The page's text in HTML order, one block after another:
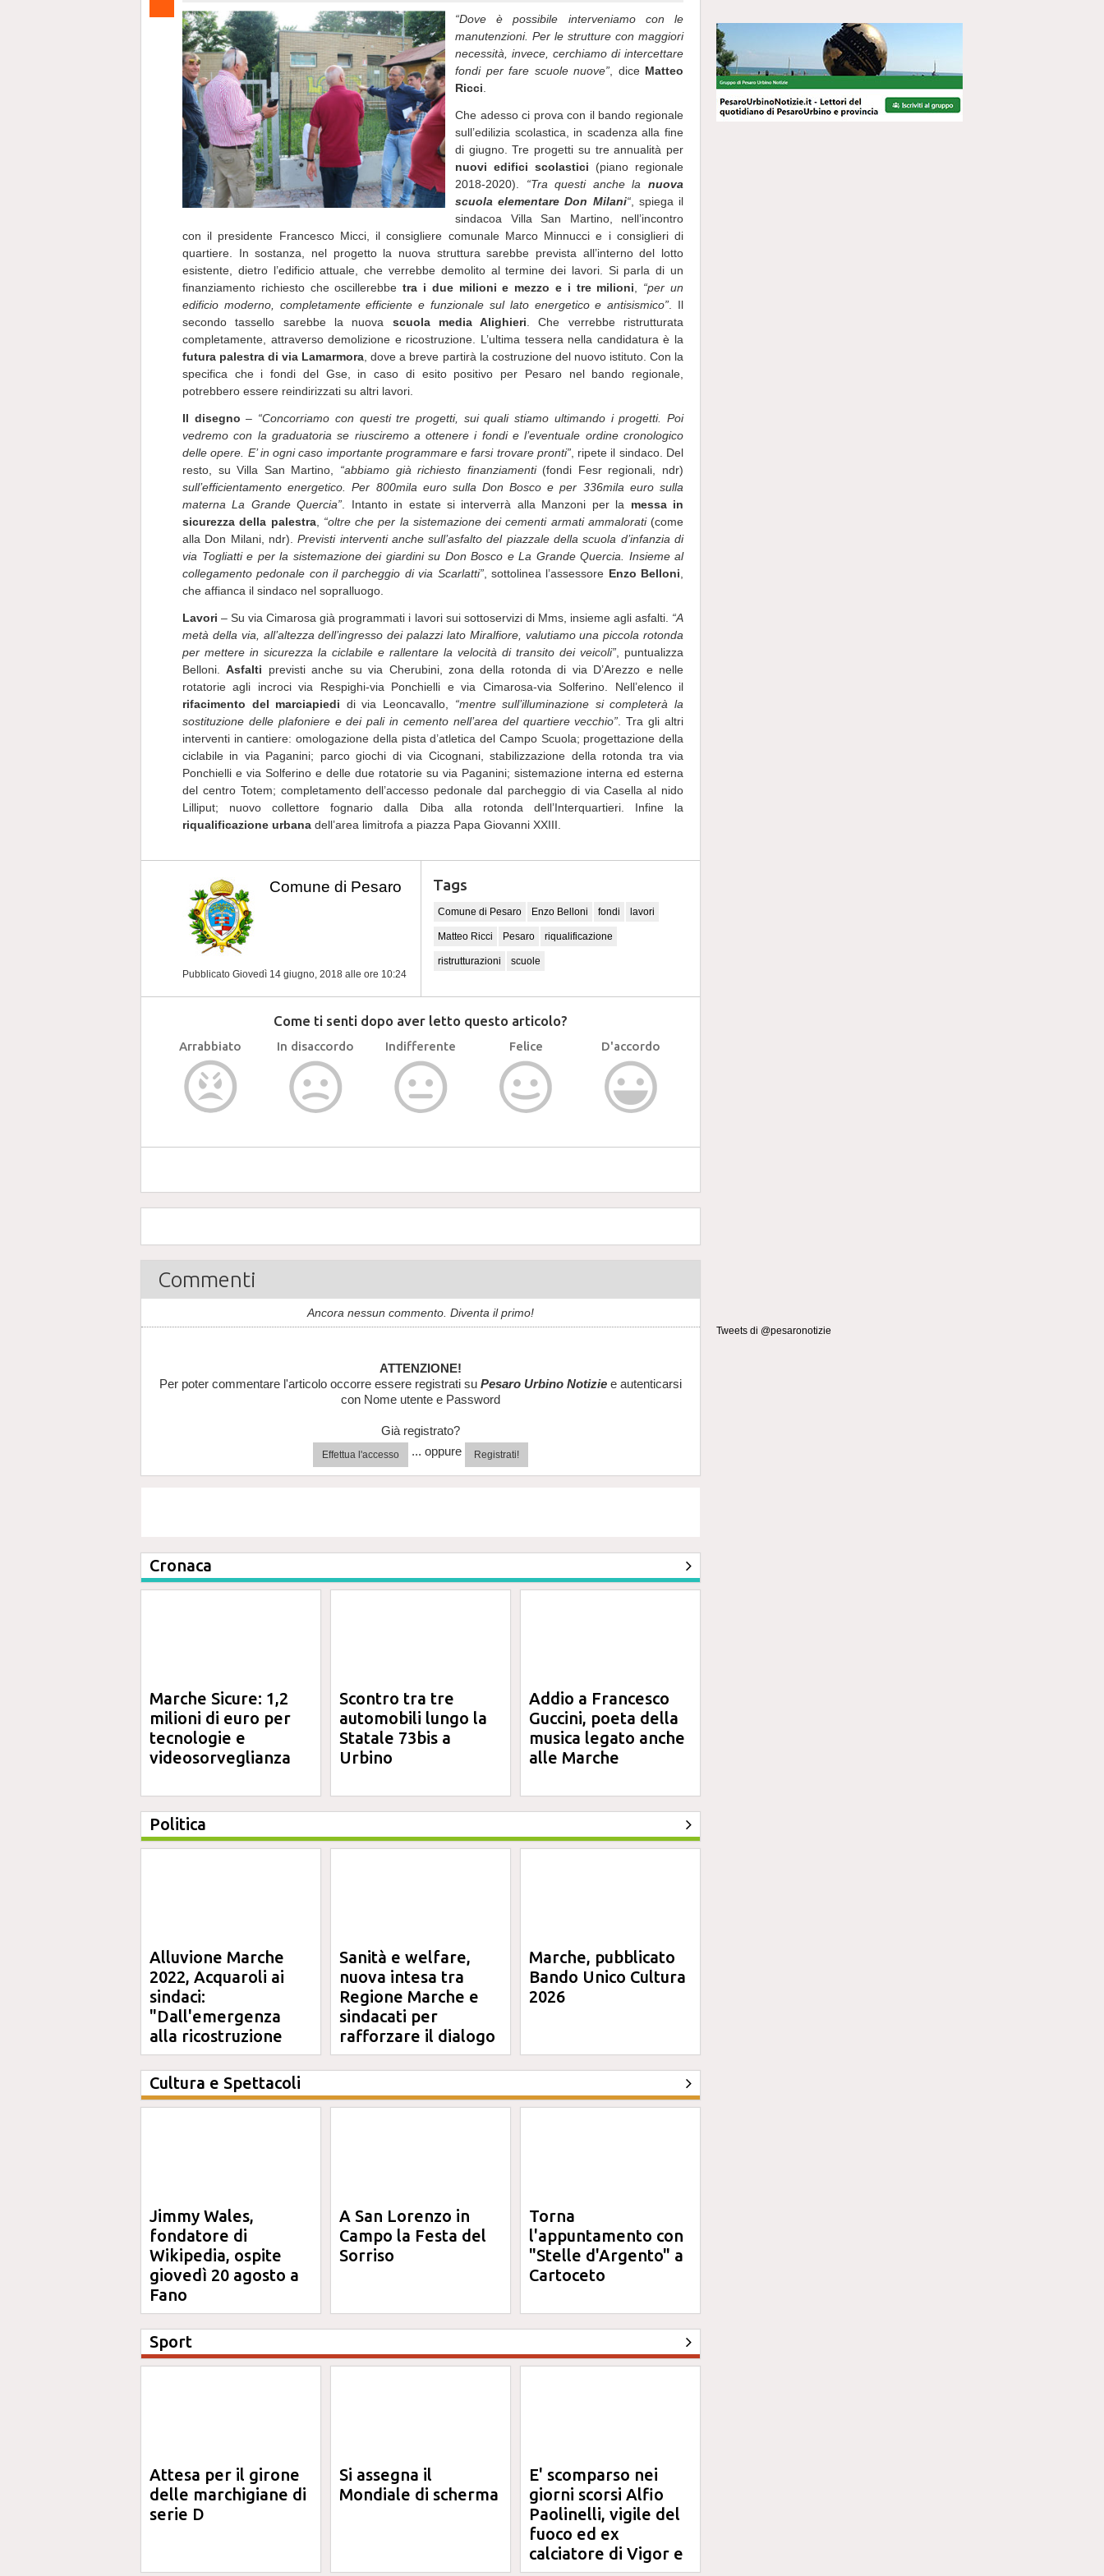
“Dove è possibile interveniamo con le
manutenzioni. Per le strutture con maggiori
necessità, invece, cerchiamo di intercettare
fondi per fare scuole nuove” , dice Matteo
Ricci
Che adesso ci prova con il bando regionale
sull’edilizia scolastica, in scadenza alla fine
di giugno. Tre progetti su tre annualità per
nuovi edifici scolastici (piano regionale
2018-2020). “Tra questi anche lanuova
scuola elementare Don Milani“, spiega il
sindacoa Villa San Martino, nell’incontro
con il presidente Francesco Micci, il consigliere comunale Marco Minnucci e i consiglieri di
quartiere. In sostanza, nel progetto la nuova struttura sarebbe prevista all’interno del lotto
esistente, dietro l’edificio attuale, che verrebbe demolito al termine dei lavori. Si parla di un
finanziamento richiesto che oscillerebbetra i due milioni e mezzo e i tre milioni
“per un
edificio moderno, completamente efficiente e funzionale sul lato energetico e antisismico” . Il
secondo tassello sarebbe la nuova scuola media Alighieri . Che verrebbe ristrutturata
completamente, attraverso demolizione e ricostruzione. L’ultima tessera nella candidatura è la
futura palestra di via Lamarmora , dove a breve partirà la costruzione del nuovo istituto. Con la
specifica che i fondi del Gse, in caso di esito positivo per Pesaro nel bando regionale,
potrebbero essere reindirizzati su altri lavori.
Il disegno – “Concorriamo con questi tre progetti, sui quali stiamo ultimando i progetti. Poi
vedremo con la graduatoria se riusciremo a ottenere i fondi e l’eventuale ordine cronologico
delle opere. E’ in ogni caso importante programmare e farsi trovare pronti”, ripete il sindaco. Del
resto, su Villa San Martino, “abbiamo già richiesto finanziamenti(fondi Fesr regionali, ndr)
sull’efficientamento energetico. Per 800mila euro sulla Don Bosco e per 336mila euro sulla
materna La Grande Quercia” . Intanto in estate si interverrà alla Manzoni per la messa in
sicurezza della palestra, “oltre che per la sistemazione dei cementi armati ammalorati(come
alla Don Milani, ndr).
Previsti interventi anche sull’asfalto del piazzale della scuola d’infanzia di
via Togliatti e per la sistemazione dei giardini su Don Bosco e La Grande Quercia. Insieme al
collegamento pedonale con il parcheggio di via Scarlatti”, sottolinea l’assessore Enzo Belloni
che affianca il sindaco nel sopralluogo.
Lavori – Su via Cimarosa già programmati i lavori sui sottoservizi di Mms, insieme agli asfalti. “A
metà della via, all’altezza dell’ingresso dei palazzi lato Miralfiore, valutiamo una piccola rotonda
per mettere in sicurezza la ciclabile e rallentare la velocità di transito dei veicoli” , puntualizza
Belloni.Asfalti previsti anche su via Cherubini, zona della rotonda di via D’Arezzo e nelle
rotatorie agli incroci via Respighi-via Ponchielli e via Cimarosa-via Solferino. Nell’elenco il
rifacimento del marciapiedi di via Leoncavallo, “mentre sull’illuminazione si completerà la
sostituzione delle plafoniere e dei pali in cemento nell’area del quartiere vecchio” . Tra gli altri
interventi in cantiere: omologazione della pista d’atletica del Campo Scuola; progettazione della
ciclabile in via Paganini; parco giochi di via Cicognani, stabilizzazione della rotonda tra via
Ponchielli e via Solferino e delle due rotatorie su via Paganini; sistemazione interna ed esterna
del centro Totem; completamento dell’accesso pedonale dal parcheggio di via Casella al nido
Lilliput; nuovo collettore fognario dalla Diba alla rotonda dell’Interquartieri. Infine la
riqualificazione urbana dell’area limitrofa a piazza Papa Giovanni XXIII.
Comune di Pesaro
Pubblicato Giovedì 14 giugno, 2018 alle ore 10:24
Tags
Comune di Pesaro Enzo Belloni fondi lavori
Matteo Ricci Pesaro riqualificazione
ristrutturazioni scuole
Come ti senti dopo aver letto questo articolo?
Arrabbiato In disaccordo Indifferente Felice D'accordo
Commenti
Ancora nessun commento. Diventa il primo!
ATTENZIONE!
Per poter commentare l'articolo occorre essere registrati su Pesaro Urbino Notizie e autenticarsi
con Nome utente e Password
Già registrato?
Effettua l'accesso ... oppure Registrati!
Cronaca
Marche Sicure: 1,2
milioni di euro per
tecnologie e
videosorveglianza
Scontro tra tre
automobili lungo la
Statale 73bis a
Urbino
Addio a Francesco
Guccini, poeta della
musica legato anche
alle Marche
Politica
Alluvione Marche
2022, Acquaroli ai
sindaci:
"Dall'emergenza
alla ricostruzione
definitiva"
Sanità e welfare,
nuova intesa tra
Regione Marche e
sindacati per
rafforzare il dialogo
Marche, pubblicato
Bando Unico Cultura
2026
Cultura e Spettacoli
Jimmy Wales,
fondatore di
Wikipedia, ospite
giovedì 20 agosto a
Fano
A San Lorenzo in
Campo la Festa del
Sorriso
Torna
l'appuntamento con
"Stelle d'Argento" a
Cartoceto
Sport
Attesa per il girone
delle marchigiane di
serie D
Si assegna il
Mondiale di scherma
E' scomparso nei
giorni scorsi Alfio
Paolinelli, vigile del
fuoco ed ex
calciatore di Vigor e
Tweets di @pesaronotizie